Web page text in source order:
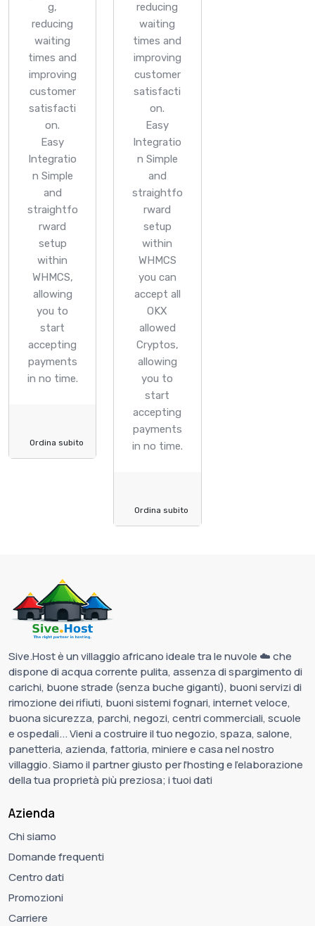
g,
reducing
waiting
times and
improving
customer
satisfacti
on.
Easy
Integratio
n Simple
and
straightfo
rward
setup
within
WHMCS,
allowing
you to
start
accepting
payments
in no time.
Ordina subito
reducing
waiting
times and
improving
customer
satisfacti
on.
Easy
Integratio
n Simple
and
straightfo
rward
setup
within
WHMCS
you can
accept all
OKX
allowed
Cryptos,
allowing
you to
start
accepting
payments
in no time.
Ordina subito
Sive.Host è un villaggio africano ideale tra le nuvole ☁️ che
dispone di acqua corrente pulita, assenza di spargimento di
carichi, buone strade (senza buche giganti), buoni servizi di
rimozione dei rifiuti, buoni sistemi fognari, internet veloce,
buona sicurezza, parchi, negozi, centri commerciali, scuole
e ospedali... Vieni a costruire il tuo negozio, spaza, salone,
panetteria, azienda, fattoria, miniere e casa nel nostro
villaggio. Siamo il partner giusto per l'hosting e l'elaborazione
della tua proprietà più preziosa; i tuoi dati
Azienda
Chi siamo
Domande frequenti
Centro dati
Promozioni
Carriere